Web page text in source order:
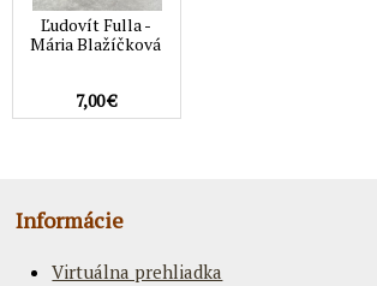
Ľudovít Fulla -
Mária Blažíčková
7,00 €
Informácie
Virtuálna prehliadka